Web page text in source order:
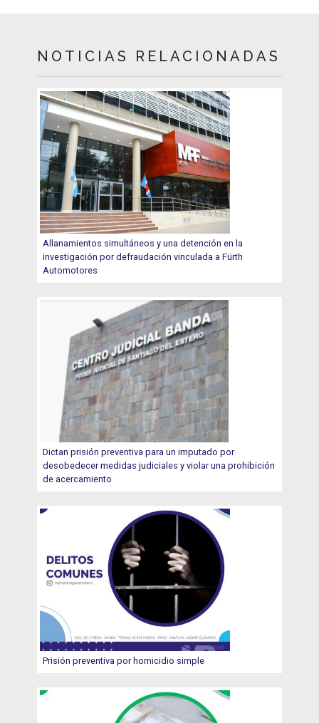
NOTICIAS RELACIONADAS
Allanamientos simultáneos y una detención en la
investigación por defraudación vinculada a Fürth
Automotores
Dictan prisión preventiva para un imputado por
desobedecer medidas judiciales y violar una prohibición
de acercamiento
Prisión preventiva por homicidio simple